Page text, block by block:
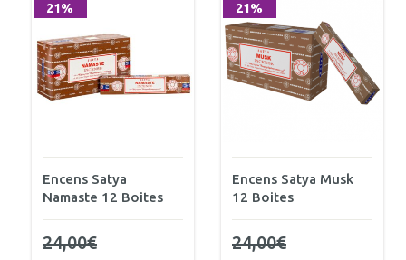
21%
Encens Satya
Namaste 12 Boites
24,00€
21%
Encens Satya Musk
12 Boites
24,00€